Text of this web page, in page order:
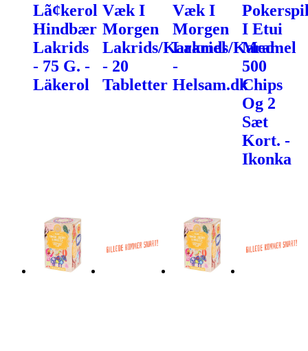
Lã¢kerol
Hindbær
Lakrids
- 75 G. -
Läkerol
Væk I
Morgen
Lakrids/Karamel
- 20
Tabletter
Væk I
Morgen
Lakrids/Karamel
-
Helsam.dk
I Etui
Med
500
Chips
Og 2
Sæt
Kort. -
Ikonka